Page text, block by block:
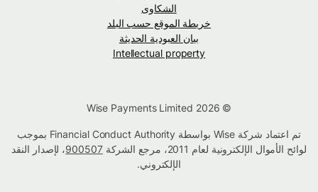
الشكاوى
خريطة الموقع حسب البلد
بيان العبودية الحديثة
Intellectual property
تم اعتماد شركة Wise بواسطة Financial Conduct Authority بموجب
لوائح الأموال الإلكترونية لعام 2011، مرجع الشركة
900507، لإصدار النقد
الإلكتروني.